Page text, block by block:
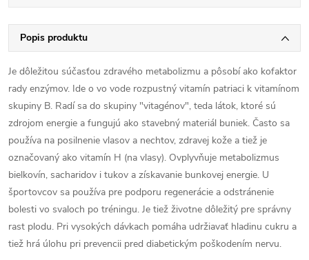
Popis produktu
Je dôležitou súčasťou zdravého metabolizmu a pôsobí ako kofaktor
rady enzýmov. Ide o vo vode rozpustný vitamín patriaci k vitamínom
skupiny B. Radí sa do skupiny "vitagénov", teda látok, ktoré sú
zdrojom energie a fungujú ako stavebný materiál buniek. Často sa
používa na posilnenie vlasov a nechtov, zdravej kože a tiež je
označovaný ako vitamín H (na vlasy). Ovplyvňuje metabolizmus
bielkovín, sacharidov i tukov a získavanie bunkovej energie. U
športovcov sa používa pre podporu regenerácie a odstránenie
bolesti vo svaloch po tréningu. Je tiež životne dôležitý pre správny
rast plodu. Pri vysokých dávkach pomáha udržiavať hladinu cukru a
tiež hrá úlohu pri prevencii pred diabetickým poškodením nervu.